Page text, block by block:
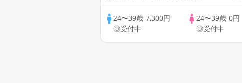
24〜39歳 7,300円
◎受付中
24〜39歳 0円
◎受付中